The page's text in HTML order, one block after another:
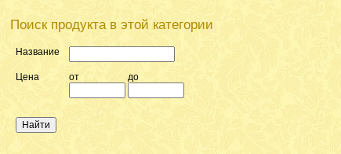
Поиск продукта в этой категории
Название
Цена от до